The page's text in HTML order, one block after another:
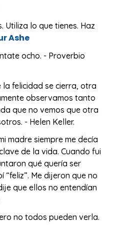
Utiliza lo que tienes. Haz
Ashe
ocho. - Proverbio
felicidad se cierra, otra
observamos tanto
que no vemos que otra
- Helen Keller.
madre siempre me decía
de la vida. Cuando fui
qué quería ser
“feliz”. Me dijeron que no
que ellos no entendían
no todos pueden verla.